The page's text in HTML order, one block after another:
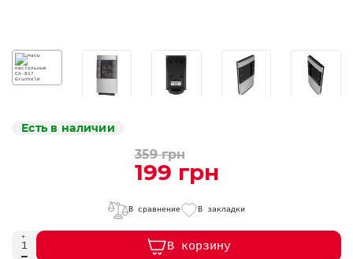
Есть в наличии
359 грн
199 грн
В сравнение В закладки
В корзину